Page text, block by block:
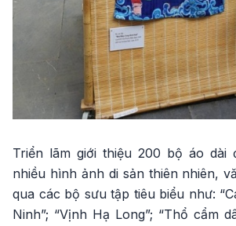
Triển lãm giới thiệu 200 bộ áo dài
nhiều hình ảnh di sản thiên nhiên,
qua các bộ sưu tập tiêu biểu như:
Ninh”; “Vịnh Hạ Long”; “Thổ cẩm